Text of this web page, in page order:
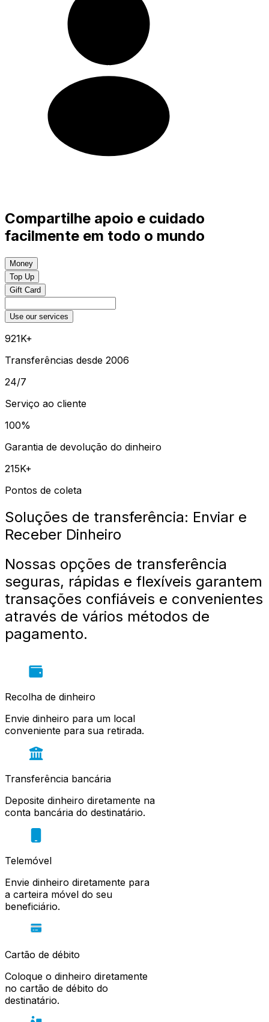
Compartilhe apoio e cuidado
facilmente em todo o mundo
Money
Top Up
Gift Card
Use our services
921K+
Transferências desde 2006
24/7
Serviço ao cliente
100%
Garantia de devolução do dinheiro
215K+
Pontos de coleta
Soluções de transferência: Enviar e
Receber Dinheiro
Nossas opções de transferência
seguras, rápidas e flexíveis garantem
transações confiáveis e convenientes
através de vários métodos de
pagamento.
Recolha de dinheiro
Envie dinheiro para um local
conveniente para sua retirada.
Transferência bancária
Deposite dinheiro diretamente na
conta bancária do destinatário.
Telemóvel
Envie dinheiro diretamente para
a carteira móvel do seu
beneficiário.
Cartão de débito
Coloque o dinheiro diretamente
no cartão de débito do
destinatário.